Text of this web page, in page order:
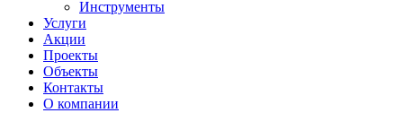
Инструменты
Услуги
Акции
Проекты
Объекты
Контакты
О компании